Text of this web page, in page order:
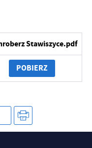
Stawiszyce.pdf
POBIERZ